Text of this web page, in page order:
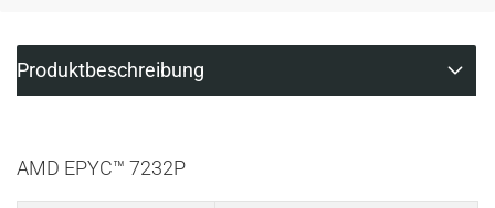
Produktbeschreibung
AMD EPYC™ 7232P